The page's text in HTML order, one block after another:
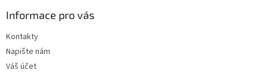
Informace pro vás
Kontakty
Napište nám
Váš účet